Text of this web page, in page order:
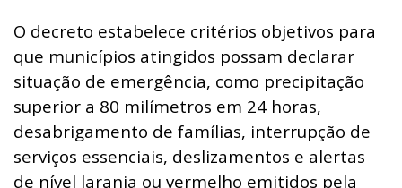
O decreto estabelece critérios objetivos para
que municípios atingidos possam declarar
situação de emergência, como precipitação
superior a 80 milímetros em 24 horas,
desabrigamento de famílias, interrupção de
serviços essenciais, deslizamentos e alertas
de nível laranja ou vermelho emitidos pela